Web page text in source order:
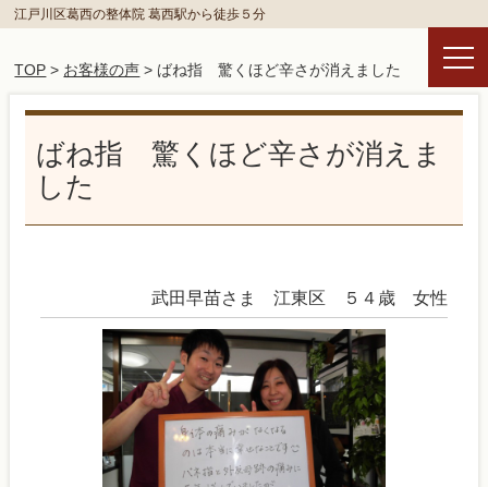
江戸川区葛西の整体院 葛西駅から徒歩５分
TOP > お客様の声 > ばね指 驚くほど辛さが消えました
ばね指 驚くほど辛さが消えま
した
武田早苗さま 江東区 ５４歳 女性